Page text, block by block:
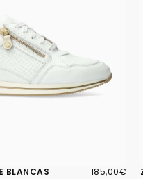
BLANCAS 185,00€
PRECIO
185,00€